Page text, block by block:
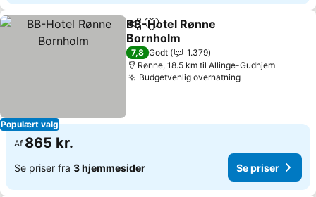
Populært valg
Del Føj til favoritter
BB-Hotel Rønne
Bornholm
Se priser
7,8 Godt
1.379
Rønne, 18.5 km til Allinge-Gudhjem
Budgetvenlig overnatningSe priser
Af 865 kr.
Se priser fra 3 hjemmesider Se priser